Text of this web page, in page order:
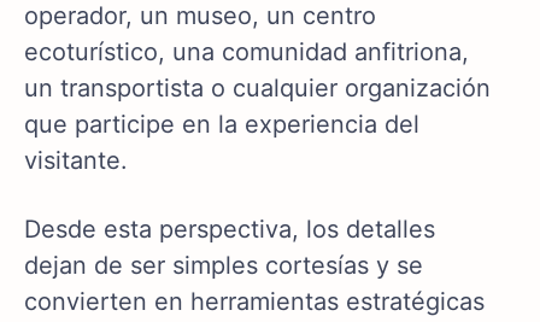
operador, un museo, un centro
ecoturístico, una comunidad anfitriona,
un transportista o cualquier organización
que participe en la experiencia del
visitante.
Desde esta perspectiva, los detalles
dejan de ser simples cortesías y se
convierten en herramientas estratégicas